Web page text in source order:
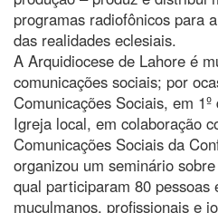
programas radiofônicos para
das realidades eclesiais.
A Arquidiocese de Lahore é
comunicações sociais; por
Comunicações Sociais, em
Igreja local, em colaboração
Comunicações Sociais da
organizou um seminário
qual participaram 80 pessoas
muçulmanos, profissionais e